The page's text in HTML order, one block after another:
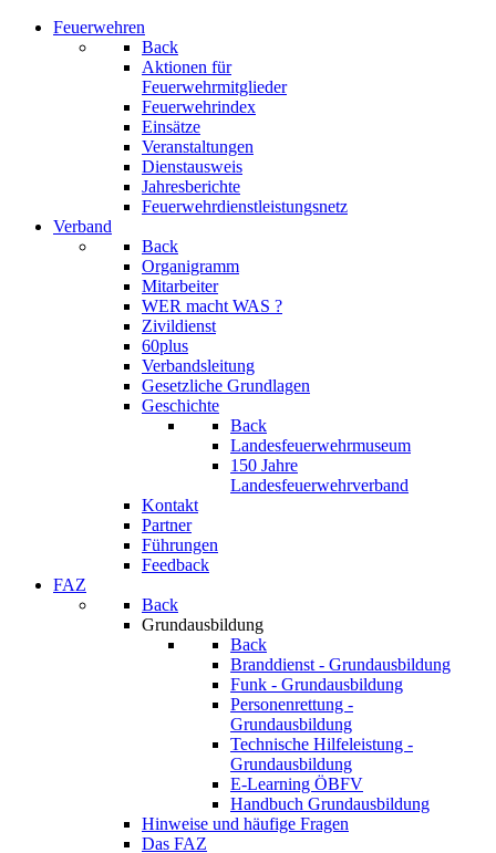
Feuerwehren
Back
Aktionen für
Feuerwehrmitglieder
Feuerwehrindex
Einsätze
Veranstaltungen
Dienstausweis
Jahresberichte
Feuerwehrdienstleistungsnetz
Verband
Back
Organigramm
Mitarbeiter
WER macht WAS ?
Zivildienst
60plus
Verbandsleitung
Gesetzliche Grundlagen
Geschichte
Back
Landesfeuerwehrmuseum
150 Jahre
Landesfeuerwehrverband
Kontakt
Partner
Führungen
Feedback
FAZ
Back
Grundausbildung
Back
Branddienst - Grundausbildung
Funk - Grundausbildung
Personenrettung -
Grundausbildung
Technische Hilfeleistung -
Grundausbildung
E-Learning ÖBFV
Handbuch Grundausbildung
Hinweise und häufige Fragen
Das FAZ